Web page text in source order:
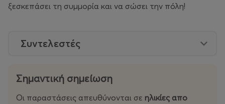
ξεσκεπάσει τη συμμορία και να σώσει την πόλη!
Συντελεστές
Σημαντική σημείωση
Οι παραστάσεις απευθύνονται σε ηλικίες απο